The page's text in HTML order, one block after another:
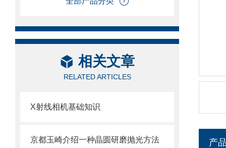
相关文章
RELATED ARTICLES
X射线相机基础知识
京都玉崎介绍一种晶圆研磨抛光方法 产